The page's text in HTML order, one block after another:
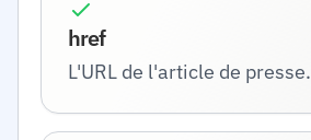
href
L'URL de l'article de presse.